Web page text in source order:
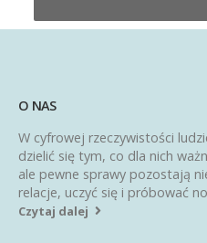
O NAS
W cyfrowej rzeczywistości
dzielić się tym, co dla nich
ale pewne sprawy pozostają
relacje, uczyć się i próbować
Czytaj dalej